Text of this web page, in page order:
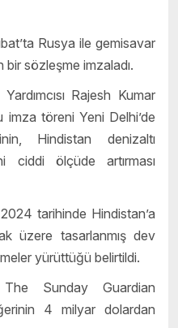
Rusya ile gemisavar
sözleşme imzaladı.
Rajesh Kumar
imza töreni Yeni Delhi’de
Hindistan denizaltı
ciddi ölçüde artırması
2024 tarihinde Hindistan’a
üzere tasarlanmış dev
yürüttüğü belirtildi.
The Sunday Guardian
4 milyar dolardan